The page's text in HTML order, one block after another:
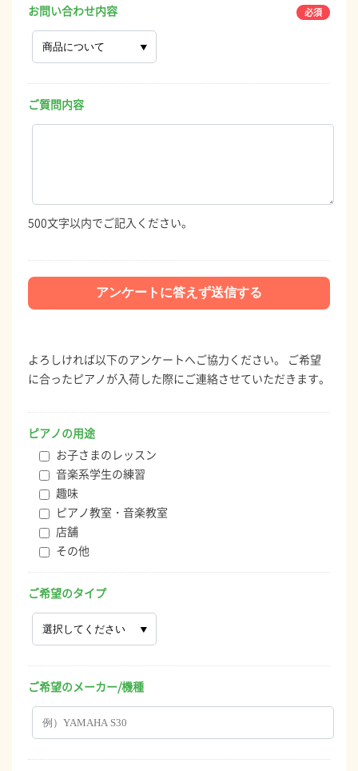
お問い合わせ内容
ご質問内容
500文字以内でご記入ください。
よろしければ以下のアンケートへご協力ください。 ご希望
に合ったピアノが入荷した際にご連絡させていただきます。
ピアノの用途
お子さまのレッスン
音楽系学生の練習
趣味
ピアノ教室・音楽教室
店舗
その他
ご希望のタイプ
ご希望のメーカー/機種